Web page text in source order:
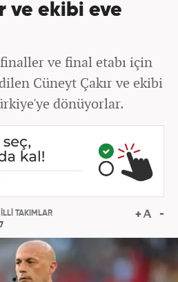
ve ekibi eve
ve final etabı için
Cüneyt Çakır ve ekibi
dönüyorlar.
TAKIMLAR